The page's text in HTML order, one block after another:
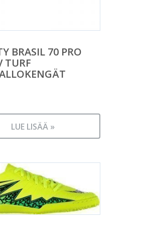
BRASIL 70 PRO
TURF
LUE LISÄÄ »